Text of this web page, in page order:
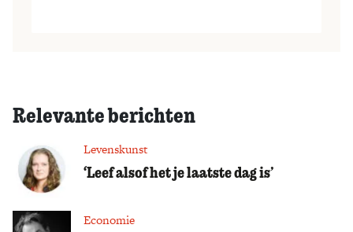
Relevante berichten
Levenskunst
‘Leef alsof het je laatste dag is’
Economie